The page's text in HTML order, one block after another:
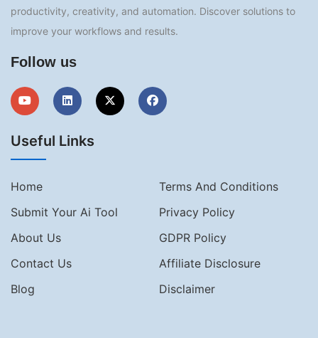
productivity, creativity, and automation. Discover solutions to
improve your workflows and results.
Follow us
Useful Links
Home
Terms And Conditions
Submit Your Ai Tool
Privacy Policy
About Us
GDPR Policy
Contact Us
Affiliate Disclosure
Blog
Disclaimer